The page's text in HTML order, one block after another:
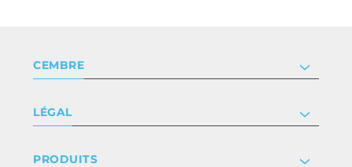
CEMBRE
Société
Certificat
LÉGAL
PRODUITS